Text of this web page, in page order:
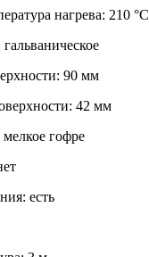
нагрева: 210 °C
90 мм
42 мм
гофре
есть